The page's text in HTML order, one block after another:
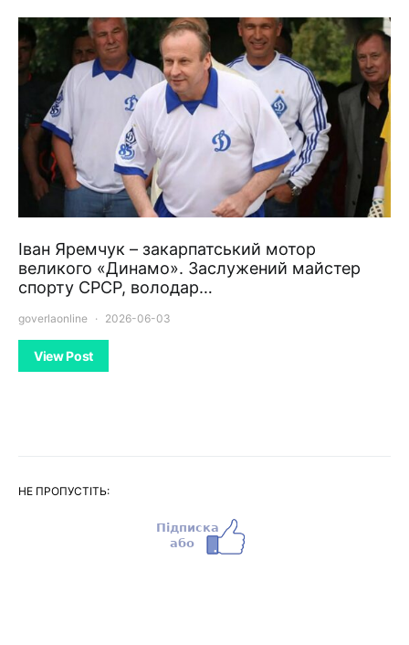
Іван Яремчук – закарпатський мотор
великого «Динамо». Заслужений майстер
спорту СРСР, володар…
goverlaonline 2026-06-03
View Post
НЕ ПРОПУСТІТЬ: